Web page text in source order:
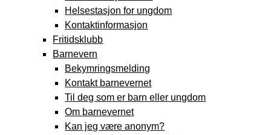
Helsestasjon for ungdom
Kontaktinformasjon
Fritidsklubb
Barnevern
Bekymringsmelding
Kontakt barnevernet
Til deg som er barn eller ungdom
Om barnevernet
Kan jeg være anonym?